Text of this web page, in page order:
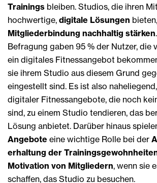
Trainings bleiben. Studios, die ihren
hochwertige, digitale Lösungen
Mitgliederbindung nachhaltig stärken
Befragung gaben 95 % der Nutzer, die
ein digitales Fitnessangebot
sie ihrem Studio aus diesem Grund
eingestellt sind. Es ist also
digitaler Fitness­angebote, die noch
sind, zu einem Studio tendieren, das
Lösung anbietet. Darüber hinaus
Angebote eine wichtige Rolle bei der
erhaltung der
Motivation von Mitgliedern, wenn sie
schaffen, das Studio zu besuchen.